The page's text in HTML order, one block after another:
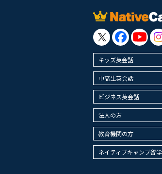
キッズ英会話
中高生英会話
ビジネス英会話
法人の方
教育機関の方
ネイティブキャンプ留学